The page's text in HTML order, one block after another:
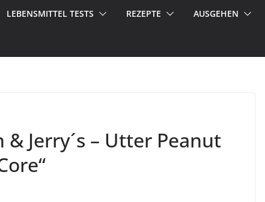
LEBENSMITTEL TESTS REZEPTE AUSGEHEN
Jerry´s – Utter Peanut